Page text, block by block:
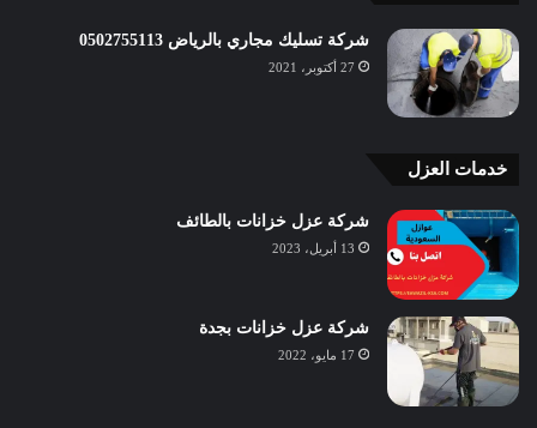
شركة تسليك مجاري بالرياض 0502755113
27 أكتوبر، 2021
خدمات العزل
شركة عزل خزانات بالطائف
13 أبريل، 2023
شركة عزل خزانات بجدة
17 مايو، 2022